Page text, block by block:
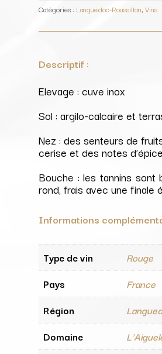
de
/
Catégories : Languedoc-Roussillon,Vins
Descriptif :
Elevage : cuve inox
Sol : argilo-calcaire et
Nez : des senteurs de
cerise et des notes
Bouche : les tannins
rond, frais avec une finale
Informations
Type de vin
Rouge
Pays
France
Région
Domaine